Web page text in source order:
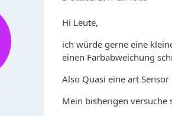
Hi Leute,
ich würde gerne eine
einen Farbabweichung
Also Quasi eine art
Mein bisherigen versuche